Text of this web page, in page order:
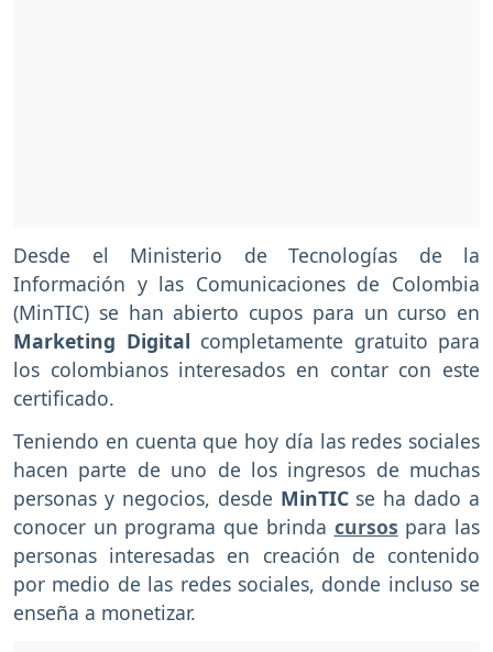
Desde el Ministerio de Tecnologías de la
Información y las Comunicaciones de Colombia
(MinTIC) se han abierto cupos para un curso en
Marketing Digital completamente gratuito para
los colombianos interesados en contar con este
certificado.
Teniendo en cuenta que hoy día las redes sociales
hacen parte de uno de los ingresos de muchas
personas y negocios, desde MinTIC se ha dado a
conocer un programa que brinda cursos para las
personas interesadas en creación de contenido
por medio de las redes sociales, donde incluso se
enseña a monetizar.